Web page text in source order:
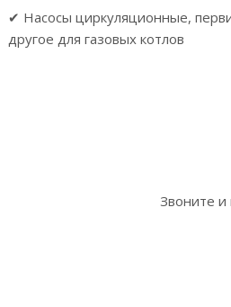
✔ Насосы циркуляционные,
другое для газовых котлов
Звоните и